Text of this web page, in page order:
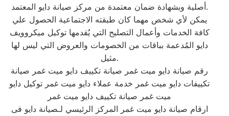
أصلية وبشهادة ضمان معتمدة من مركز صيانة دايو المعتمد.
يمكن لأي شخص مهما كان طبقته الاجتماعية الحصول علي
كافة الخدمات وأعمال التصليح التي يُقدمها توكيل ميكروويف
دايو المُدعمة بباقات من الخصومات والعروض التي ليس لها
مثيل.
رقم صيانة دايو ميت غمر صيانة تكييف دايو ميت غمر صيانة
تكييفات دايو ميت غمر خدمة عملاء دايو ميت غمر توكيل دايو
ميت غمر صيانة تكييف دايو ميت غمر
ارقام صيانة دايو ميت غمر المركز الرئيسي لـصيانة دايو فى